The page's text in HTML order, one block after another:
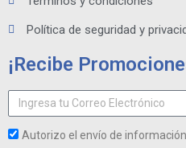
Política de seguridad y
¡Recibe
Autorizo el envío de